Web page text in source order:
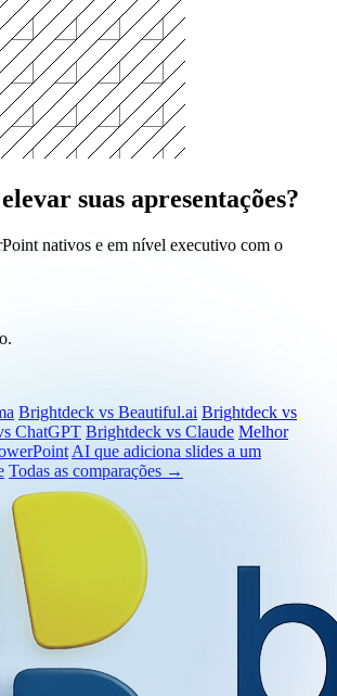
são tratados?
suas apresentações?
nativos e em nível executivo com o
Brightdeck vs Beautiful.ai Brightdeck vs
ChatGPT Brightdeck vs Claude Melhor
AI que adiciona slides a um
Todas as comparações →